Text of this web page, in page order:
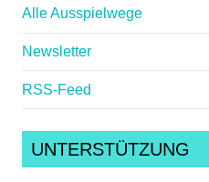
Alle Ausspielwege
Newsletter
RSS-Feed
UNTERSTÜTZUNG